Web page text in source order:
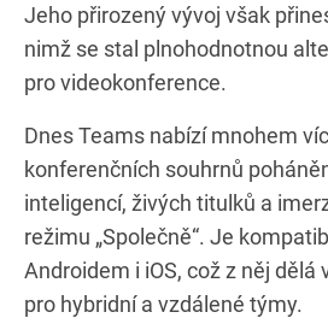
Jeho přirozený vývoj však
nimž se stal plnohodnotnou
pro videokonference.
Dnes Teams nabízí mnohem
konferenčních souhrnů
inteligencí, živých titulků a
režimu „Společně“. Je
Androidem i iOS, což z něj dělá
pro hybridní a vzdálené týmy.